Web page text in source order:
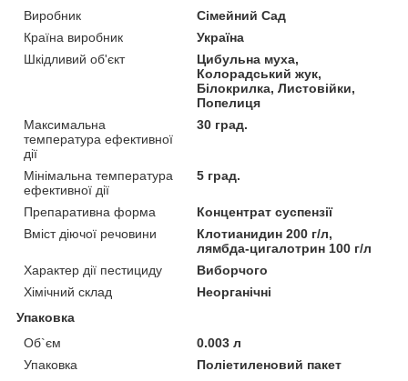
Виробник
Сімейний Сад
Країна виробник
Україна
Шкідливий об'єкт
Цибульна муха,
Колорадський жук,
Білокрилка, Листовійки,
Попелиця
Максимальна
температура ефективної
дії
30 град.
Мінімальна температура
ефективної дії
5 град.
Препаративна форма
Концентрат суспензії
Вміст діючої речовини
Клотианидин 200 г/л,
лямбда-цигалотрин 100 г/л
Характер дії пестициду
Виборчого
Хімічний склад
Неорганічні
Упаковка
Об`єм
0.003 л
Упаковка
Поліетиленовий пакет